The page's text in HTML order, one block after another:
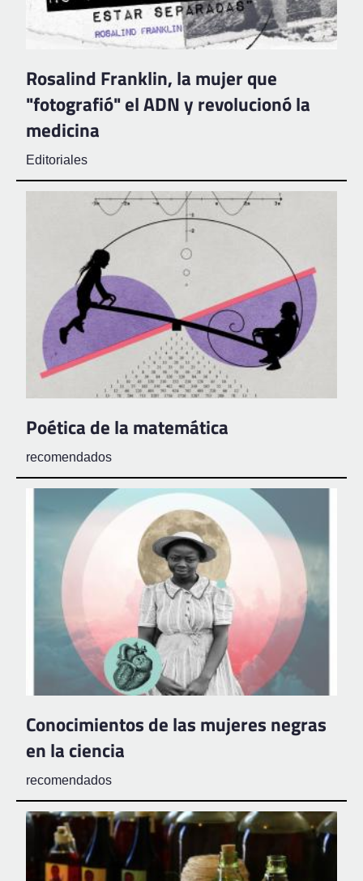
Rosalind Franklin, la mujer que
"fotografió" el ADN y revolucionó la
medicina
Editoriales
Poética de la matemática
recomendados
Conocimientos de las mujeres negras
en la ciencia
recomendados